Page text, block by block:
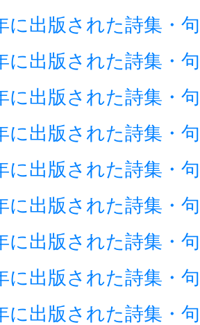
に出版された詩集・
に出版された詩集・
に出版された詩集・
に出版された詩集・
に出版された詩集・
に出版された詩集・
に出版された詩集・
に出版された詩集・
に出版された詩集・